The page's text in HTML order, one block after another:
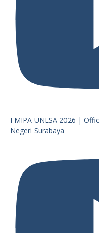
FMIPA UNESA 2026 |
Negeri Surabaya